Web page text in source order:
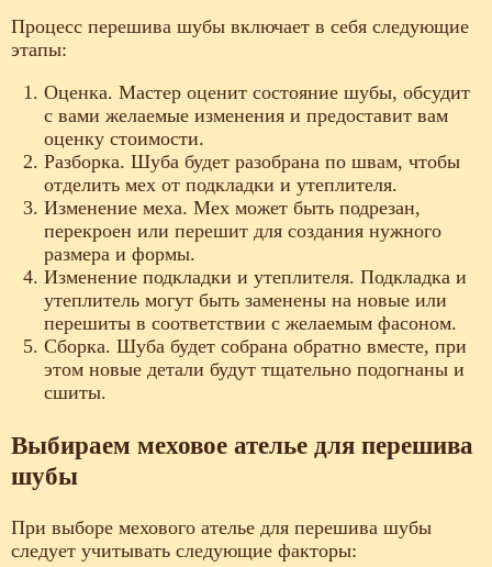
Процесс перешива шубы включает в себя следующие
этапы:
Оценка. Мастер оценит состояние шубы, обсудит
с вами желаемые изменения и предоставит вам
оценку стоимости.
Разборка. Шуба будет разобрана по швам, чтобы
отделить мех от подкладки и утеплителя.
Изменение меха. Мех может быть подрезан,
перекроен или перешит для создания нужного
размера и формы.
Изменение подкладки и утеплителя. Подкладка и
утеплитель могут быть заменены на новые или
перешиты в соответствии с желаемым фасоном.
Сборка. Шуба будет собрана обратно вместе, при
этом новые детали будут тщательно подогнаны и
сшиты.
Выбираем меховое ателье для перешива
шубы
При выборе мехового ателье для перешива шубы
следует учитывать следующие факторы: